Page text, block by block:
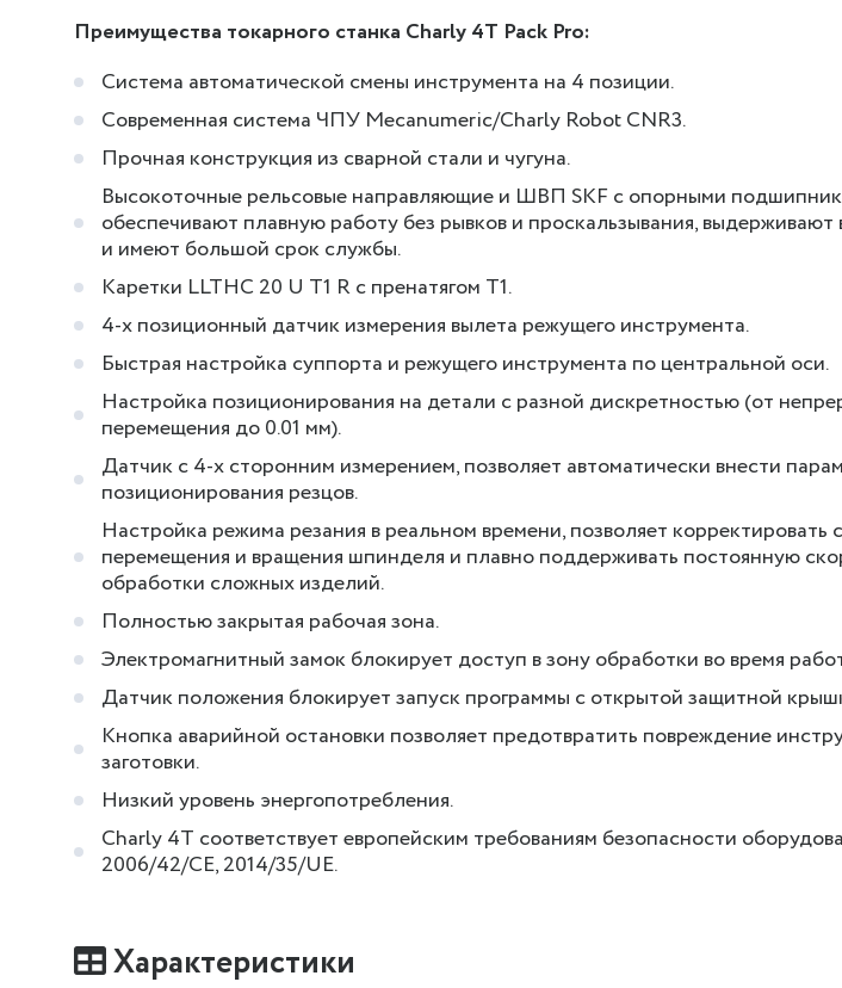
Преимущества токарного станка Charly 4T Pack Pro:
Система автоматической смены инструмента на 4 позиции.
Современная система ЧПУ Mecanumeric/Charly Robot CNR3.
Прочная конструкция из сварной стали и чугуна.
Высокоточные рельсовые направляющие и ШВП SKF с опорными
обеспечивают плавную работу без рывков и проскальзывания, выдерживают
и имеют большой срок службы.
Каретки LLTHC 20 U T1 R с пренатягом Т1.
4-х позиционный датчик измерения вылета режущего инструмента.
Быстрая настройка суппорта и режущего инструмента по центральной оси.
Настройка позиционирования на детали с разной дискретностью (от
перемещения до 0.01 мм).
Датчик с 4-х сторонним измерением, позволяет автоматически внести
позиционирования резцов.
Настройка режима резания в реальном времени, позволяет корректировать
перемещения и вращения шпинделя и плавно поддерживать постоянную
обработки сложных изделий.
Полностью закрытая рабочая зона.
Электромагнитный замок блокирует доступ в зону обработки во время
Датчик положения блокирует запуск программы с открытой защитной
Кнопка аварийной остановки позволяет предотвратить повреждение
заготовки.
Низкий уровень энергопотребления.
Charly 4T соответствует европейским требованиям безопасности
2006/42/CE, 2014/35/UE.
Характеристики